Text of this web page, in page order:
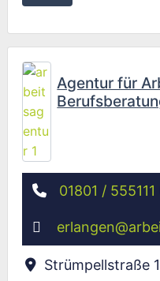
Agentur für
01801 /
erlangen@
Strümpellstraße